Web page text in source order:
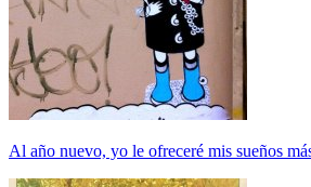
Al año nuevo, yo le ofreceré mis sueños